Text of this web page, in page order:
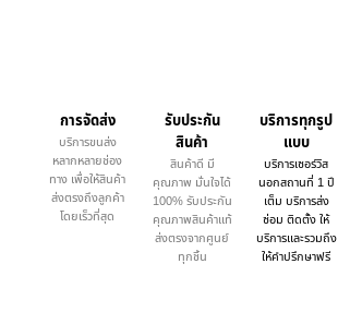
การจัดส่ง
บริการขนส่ง
หลากหลายช่อง
ทาง เพื่อให้สินค้า
ส่งตรงถึงลูกค้า
โดยเร็วที่สุด
รับประกัน
สินค้า
สินค้าดี มี
คุณภาพ มั่นใจได้
100% รับประกัน
คุณภาพสินค้าแท้
ส่งตรงจากศูนย์
ทุกชิ้น
บริการทุกรูป
แบบ
บริการเซอร์วิส
นอกสถานที่ 1 ปี
เต็ม บริการส่ง
ซ่อม ติดตั้ง ให้
บริการและรวมถึง
ให้คำปรึกษาฟรี